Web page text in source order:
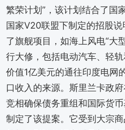
繁荣计划”，该计划结合了国
国家V20联盟下制定的招股
了旗舰项目，如海上风电“大
行大修，包括电动汽车、轻
价值1亿美元的通往印度电网
口收入的来源。斯里兰卡政
竞相确保债务重组和国际货
制定了该提案。它受到大宗